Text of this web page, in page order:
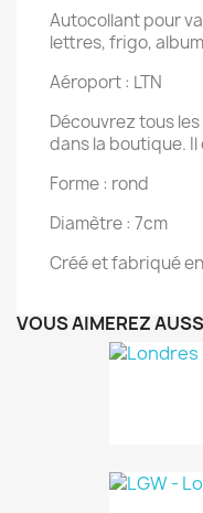
Autocollant pour
lettres, frigo,
Aéroport : LTN
Découvrez tous
dans la boutique.
Forme : rond
Diamètre : 7cm
Créé et fabriqué
VOUS AIMEREZ